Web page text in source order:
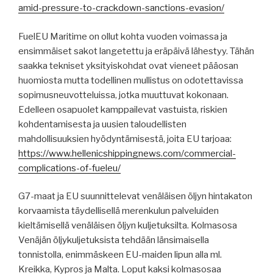
amid-pressure-to-crackdown-sanctions-evasion/
FuelEU Maritime on ollut kohta vuoden voimassa ja
ensimmäiset sakot langetettu ja eräpäivä lähestyy. Tähän
saakka tekniset yksityiskohdat ovat vieneet pääosan
huomiosta mutta todellinen mullistus on odotettavissa
sopimusneuvotteluissa, jotka muuttuvat kokonaan.
Edelleen osapuolet kamppailevat vastuista, riskien
kohdentamisesta ja uusien taloudellisten
mahdollisuuksien hyödyntämisestä, joita EU tarjoaa:
https://www.hellenicshippingnews.com/commercial-
complications-of-fueleu/
G7-maat ja EU suunnittelevat venäläisen öljyn hintakaton
korvaamista täydellisellä merenkulun palveluiden
kieltämisellä venäläisen öljyn kuljetuksilta. Kolmasosa
Venäjän öljykuljetuksista tehdään länsimaisella
tonnistolla, enimmäskeen EU-maiden lipun alla ml.
Kreikka, Kypros ja Malta. Loput kaksi kolmasosaa